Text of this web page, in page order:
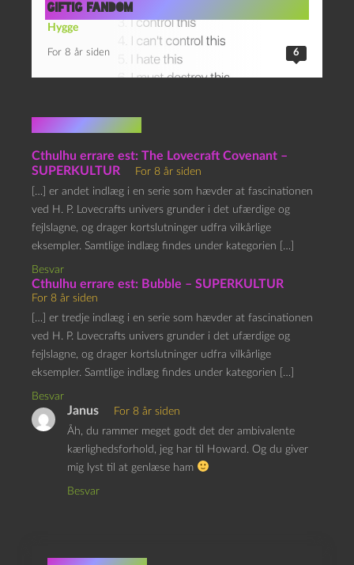
Giftig fandom
Hygge
For 8 år siden 6
3 kommentarer
Cthulhu errare est: The Lovecraft Covenant –
SUPERKULTUR
For 8 år siden
[…] er andet indlæg i en serie som hævder at fascinationen
ved H. P. Lovecrafts univers grunder i det ufærdige og
fejlslagne, og drager kortslutninger udfra vilkårlige
eksempler. Samtlige indlæg findes under kategorien […]
Besvar
Cthulhu errare est: Bubble – SUPERKULTUR
For 8 år siden
[…] er tredje indlæg i en serie som hævder at fascinationen
ved H. P. Lovecrafts univers grunder i det ufærdige og
fejlslagne, og drager kortslutninger udfra vilkårlige
eksempler. Samtlige indlæg findes under kategorien […]
Besvar
Janus
For 8 år siden
Åh, du rammer meget godt det der ambivalente
kærlighedsforhold, jeg har til Howard. Og du giver
mig lyst til at genlæse ham
Besvar